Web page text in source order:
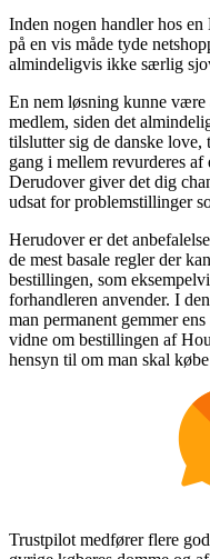
Inden nogen handler hos
på en vis måde tyde
almindeligvis ikke særlig
En nem løsning kunne
medlem, siden det
tilslutter sig de danske
gang i mellem revurderes af
Derudover giver det dig
udsat for problemstillinger
Herudover er det
de mest basale regler der
bestillingen, som
forhandleren anvender. I
man permanent gemmer
vidne om bestillingen af
hensyn til om man skal
Trustpilot medfører flere